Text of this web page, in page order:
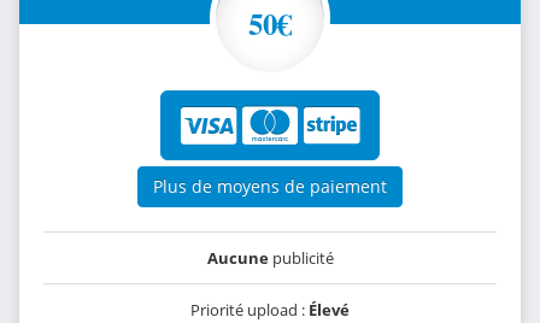
50€
Plus de moyens de paiement
Aucunepublicité
Priorité upload : Élevé